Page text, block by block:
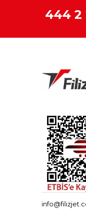
444 2